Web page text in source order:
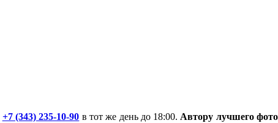
+7 (343) 235-10-90 в тот же день до 18:00.Автору лучшего фото